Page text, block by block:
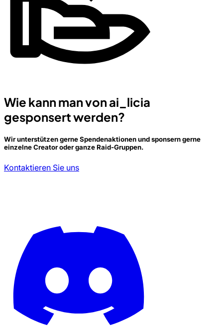
Wie kann man von ai_licia
gesponsert werden?
Wir unterstützen gerne Spendenaktionen und sponsern gerne
einzelne Creator oder ganze Raid-Gruppen.
Kontaktieren Sie uns